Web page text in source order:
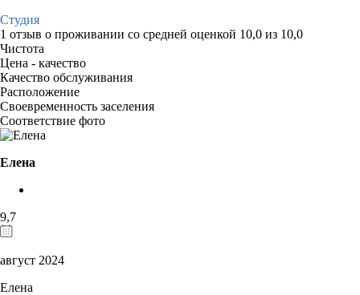
Студия
1 отзыв о проживании со средней оценкой 10,0 из 10,0
Чистота
Цена - качество
Качество обслуживания
Расположение
Своевременность заселения
Соответствие фото
Елена
9,7
август 2024
Елена